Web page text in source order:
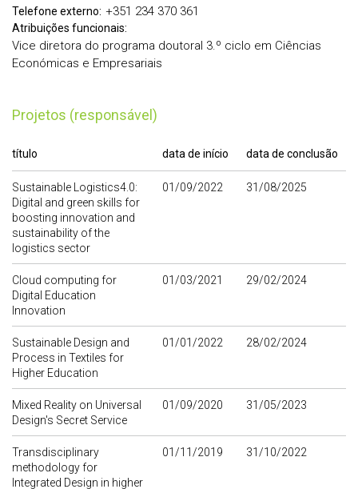
Telefone externo: +351 234 370 361
Atribuições funcionais:
Vice diretora do programa doutoral 3.º ciclo em Ciências
Económicas e Empresariais
Projetos (responsável)
título data de início data de conclusão
Sustainable Logistics4.0:
Digital and green skills for
boosting innovation and
sustainability of the
logistics sector
01/09/2022 31/08/2025
Cloud computing for
Digital Education
Innovation
01/03/2021 29/02/2024
Sustainable Design and
Process in Textiles for
Higher Education
01/01/2022 28/02/2024
Mixed Reality on Universal
Design's Secret Service
01/09/2020 31/05/2023
Transdisciplinary
methodology for
Integrated Design in higher
01/11/2019 31/10/2022